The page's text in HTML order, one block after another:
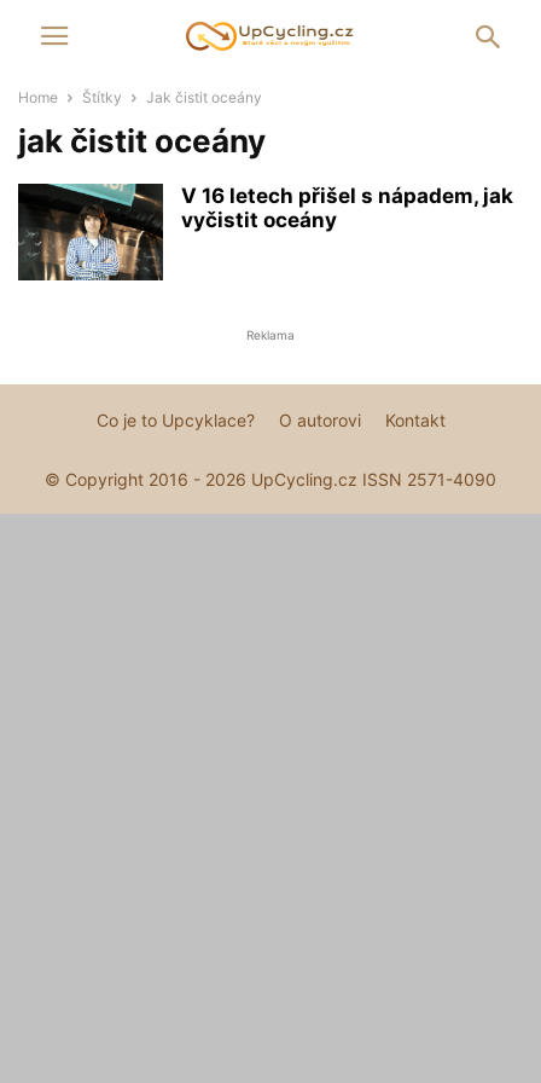
Home Štítky Jak čistit oceány
jak čistit oceány
V 16 letech přišel s nápadem, jak
vyčistit oceány
Reklama
Co je to Upcyklace? O autorovi Kontakt
© Copyright 2016 - 2026 UpCycling.cz ISSN 2571-4090